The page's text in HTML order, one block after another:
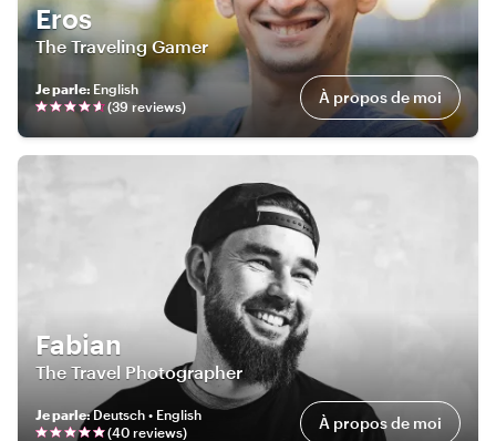
Eros
The Traveling Gamer
Je parle: English
(39 reviews) À propos de moi
Fabian
The Travel Photographer
Je parle:Deutsch • English
(40 reviews) À propos de moi